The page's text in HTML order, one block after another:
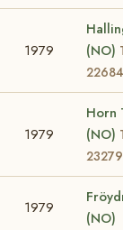
1979
(NO)
22684
1979
Horn
(NO)
23279
1979
(NO)